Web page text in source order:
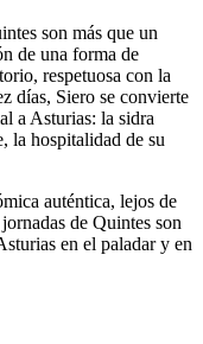
son más que un
de una forma de
respetuosa con la
días, Siero se convierte
a Asturias: la sidra
la hospitalidad de su
auténtica, lejos de
de Quintes son
en el paladar y en